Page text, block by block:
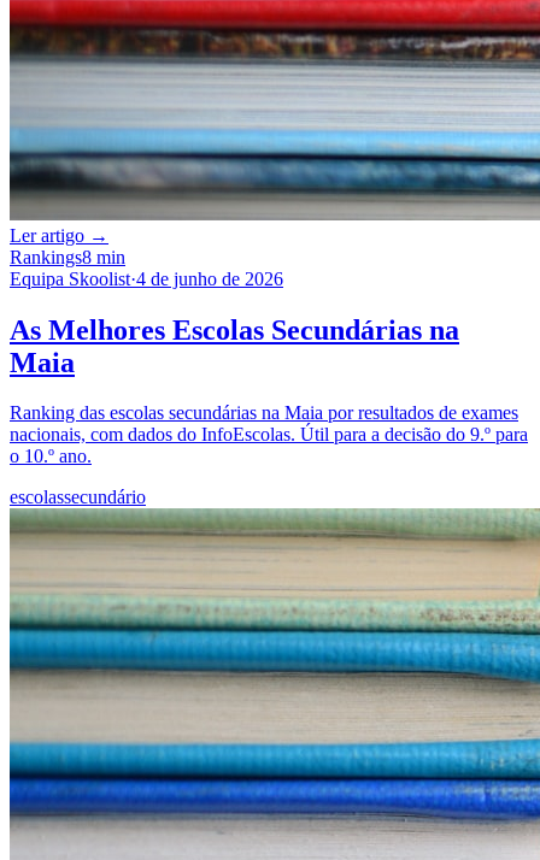
Ler artigo →
Rankings8 min
Equipa Skoolist·4 de junho de 2026
As Melhores Escolas Secundárias na
Maia
Ranking das escolas secundárias na Maia por resultados de exames
nacionais, com dados do InfoEscolas. Útil para a decisão do 9.º para
o 10.º ano.
escolassecundário